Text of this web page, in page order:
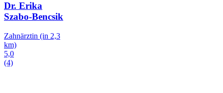
Dr. Erika
Szabo-Bencsik
Zahnärztin (in 2,3
km)
5,0
(4)